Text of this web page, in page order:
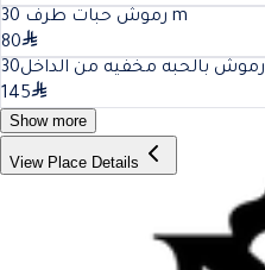
رموش حبات طرف 30
m
80
رموش بالحبه مخفيه من الداخل30
145
Show more
View Place Details